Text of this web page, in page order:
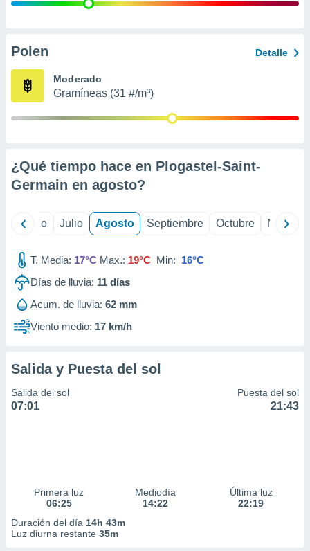
e
publicidad
Polen Detalle
Moderado
Gramíneas (31 #/m³)
¿Qué tiempo hace en Plogastel-Saint-
Germain en agosto?
Junio Julio Agosto Septiembre Octubre
T. Media: 17°C Max.: 19°C Min: 16°C
Días de lluvia: 11 días
Acum. de lluvia: 62 mm
Viento medio: 17 km/h
Salida y Puesta del sol
Salida del sol
07:01
Puesta del sol
21:43
Primera luz
06:25
Mediodía
14:22
Última luz
22:19
Duración del día 14h 43m
Luz diurna restante 35m